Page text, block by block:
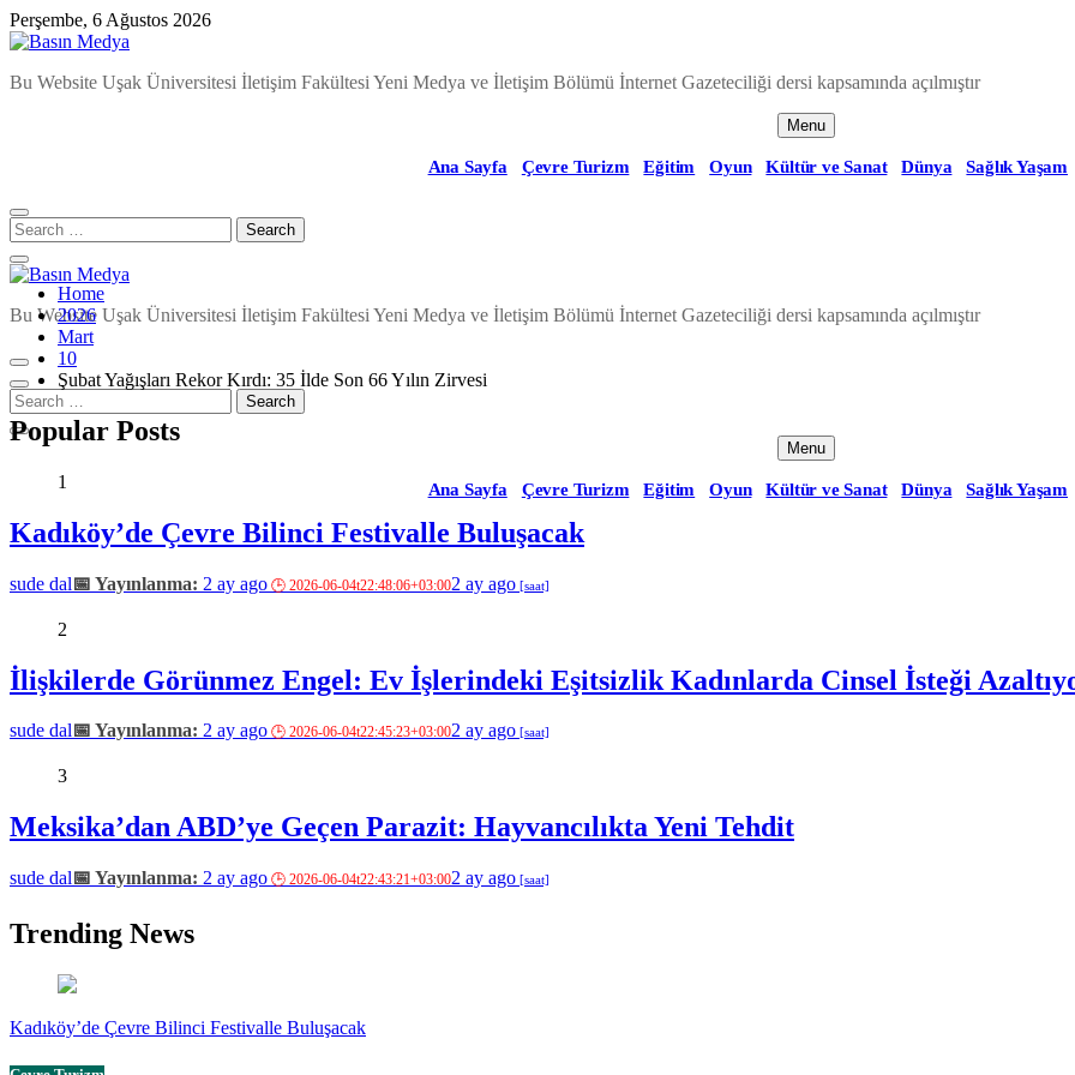
Skip
to
Perşembe, 6 Ağustos 2026
Basın Medya
Bu Website Uşak Üniversitesi İletişim Fakültesi Yeni Medya ve İletişim Bölümü İnternet Gazeteciliği dersi kapsamında açılmıştır
Menu
Ana Sayfa Çevre Turizm Eğitim Oyun Kültür ve Sanat Dünya Sağlık Yaşam
Basın Medya
Bu Website Uşak Üniversitesi İletişim Fakültesi Yeni Medya ve İletişim Bölümü İnternet Gazeteciliği dersi kapsamında açılmıştır
Menu
Ana Sayfa Çevre Turizm Eğitim Oyun Kültür ve Sanat Dünya Sağlık Yaşam
Home
2026
Mart
10
Şubat Yağışları Rekor Kırdı: 35 İlde Son 66 Yılın Zirvesi
Popular Posts
1
Kadıköy’de Çevre Bilinci Festivalle Buluşacak
sude dal 2 ay ago 2 ay ago
2
İlişkilerde Görünmez Engel: Ev İşlerindeki Eşitsizlik Kadınlarda Cinsel İsteği
sude dal 2 ay ago 2 ay ago
3
Meksika’dan ABD’ye Geçen Parazit: Hayvancılıkta Yeni Tehdit
sude dal 2 ay ago 2 ay ago
Trending News
Kadıköy’de Çevre Bilinci Festivalle Buluşacak